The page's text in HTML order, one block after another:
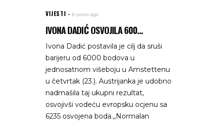
VIJESTI 6 years ago
IVONA DADIĆ OSVOJILA 600...
Ivona Dadić postavila je cilj da sruši
barijeru od 6000 bodova u
jednosatnom višeboju u Amstettenu
u četvrtak (23.). Austrijanka je udobno
nadmašila taj ukupni rezultat,
osvojivši vodeću evropsku ocjenu sa
6235 osvojena boda.,,Normalan